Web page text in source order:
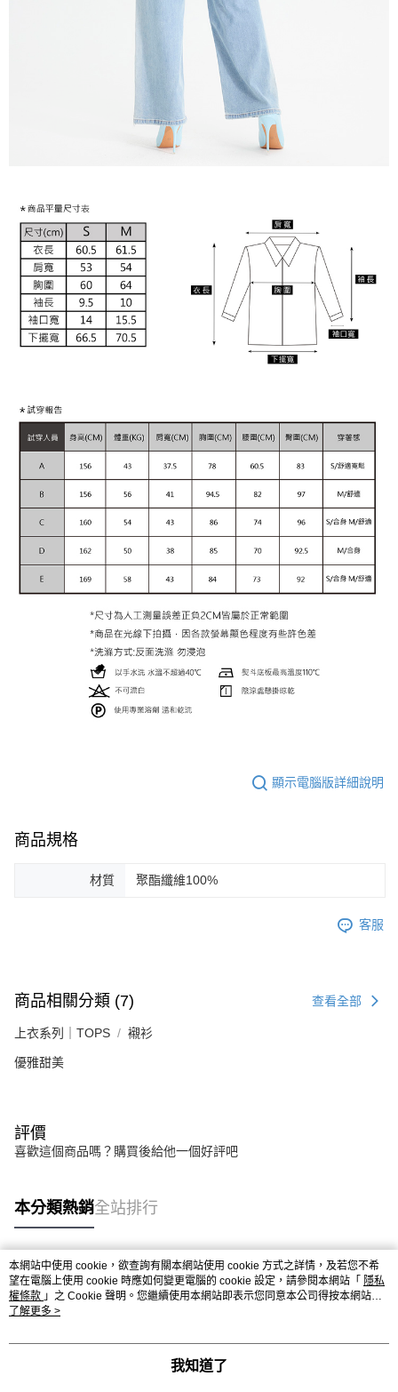
顯示電腦版詳細說明
商品規格
材質 聚酯纖維100%
客服
商品相關分類 (7) 查看全部
上衣系列｜TOPS 襯衫
優雅甜美
評價
喜歡這個商品嗎？購買後給他一個好評吧
本分類熱銷全站排行
熱門標籤
本網站中使用 cookie，欲查詢有關本網站使用 cookie 方式之詳情，及若您不希
望在電腦上使用 cookie 時應如何變更電腦的 cookie 設定，請參閱本網站「 隱私
權條款 」之 Cookie 聲明。您繼續使用本網站即表示您同意本公司得按本網站使
用條款之 Cookie 聲明使用 cookie。
了解更多 >
我知道了